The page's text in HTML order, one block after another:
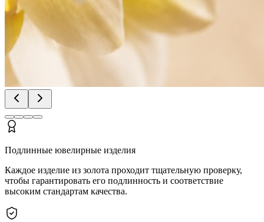
Подлинные ювелирные изделия
Каждое изделие из золота проходит тщательную проверку,
чтобы гарантировать его подлинность и соответствие
высоким стандартам качества.